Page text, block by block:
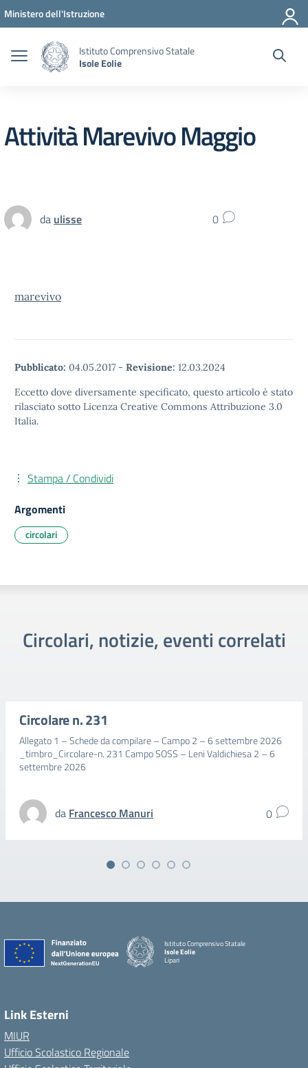
Vai ai contenuti
Vai al menu di navigazione
Vai al footer
Ministero dell'Istruzione
Istituto Comprensivo Statale
Isole Eolie
Attività Marevivo Maggio
da ulisse 0
marevivo
Pubblicato: 04.05.2017 - Revisione: 12.03.2024
Eccetto dove diversamente specificato, questo articolo è stato
rilasciato sotto Licenza Creative Commons Attribuzione 3.0
Italia.
Stampa / Condividi
Argomenti
circolari
Circolari, notizie, eventi correlati
Circolare n. 231
Allegato 1 – Schede da compilare – Campo 2 – 6 settembre 2026
_timbro_Circolare-n. 231 Campo SOSS – Leni Valdichiesa 2 – 6
settembre 2026
da Francesco Manuri 0
Istituto Comprensivo Statale
Isole Eolie
Lipari
Link Esterni
MIUR
Ufficio Scolastico Regionale